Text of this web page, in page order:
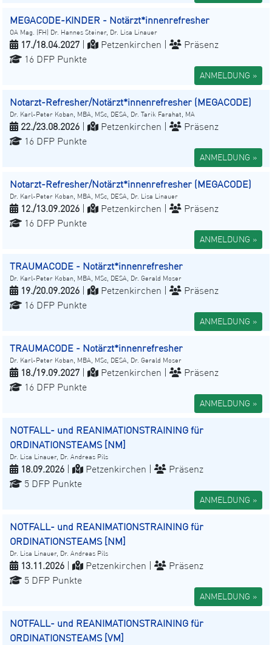
MEGACODE-KINDER - Notärzt*innenrefresher
OA Mag. (FH) Dr. Hannes Steiner, Dr. Lisa Linauer
17./18.04.2027 Petzenkirchen |
Präsenz
16 DFP Punkte
ANMELDUNG »
Notarzt-Refresher/Notärzt*innenrefresher (MEGACODE)
Dr. Karl-Peter Koban, MBA, MSc, DESA, Dr. Tarik Farahat, MA
22./23.08.2026 Petzenkirchen |
Präsenz
16 DFP Punkte
ANMELDUNG »
Notarzt-Refresher/Notärzt*innenrefresher (MEGACODE)
Dr. Karl-Peter Koban, MBA, MSc, DESA, Dr. Lisa Linauer
12./13.09.2026 Petzenkirchen |
Präsenz
16 DFP Punkte
ANMELDUNG »
TRAUMACODE - Notärzt*innenrefresher
Dr. Karl-Peter Koban, MBA, MSc, DESA, Dr. Gerald Moser
19./20.09.2026 Petzenkirchen |
Präsenz
16 DFP Punkte
ANMELDUNG »
TRAUMACODE - Notärzt*innenrefresher
Dr. Karl-Peter Koban, MBA, MSc, DESA, Dr. Gerald Moser
18./19.09.2027 Petzenkirchen |
Präsenz
16 DFP Punkte
ANMELDUNG »
NOTFALL- und REANIMATIONSTRAINING für
ORDINATIONSTEAMS [NM]
Dr. Lisa Linauer, Dr. Andreas Pils
18.09.2026 Petzenkirchen |
Präsenz
5 DFP Punkte
ANMELDUNG »
NOTFALL- und REANIMATIONSTRAINING für
ORDINATIONSTEAMS [NM]
Dr. Lisa Linauer, Dr. Andreas Pils
13.11.2026 Petzenkirchen |
Präsenz
5 DFP Punkte
ANMELDUNG »
NOTFALL- und REANIMATIONSTRAINING für
ORDINATIONSTEAMS [VM]